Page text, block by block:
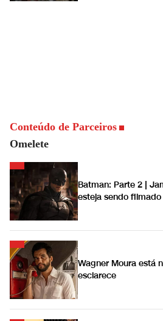
Conteúdo de Parceiros
Omelete
Batman: Parte 2 |
esteja sendo
Wagner Moura está
esclarece